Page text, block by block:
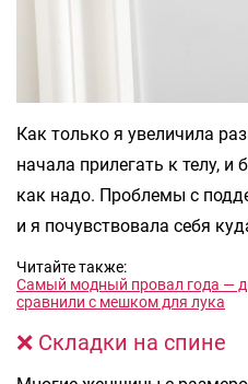
Как только я увеличила
начала прилегать к телу, и
как надо. Проблемы с
и я почувствовала себя
Читайте также:
Самый модный провал года —
сравнили с мешком для лука
❌ Складки на спине